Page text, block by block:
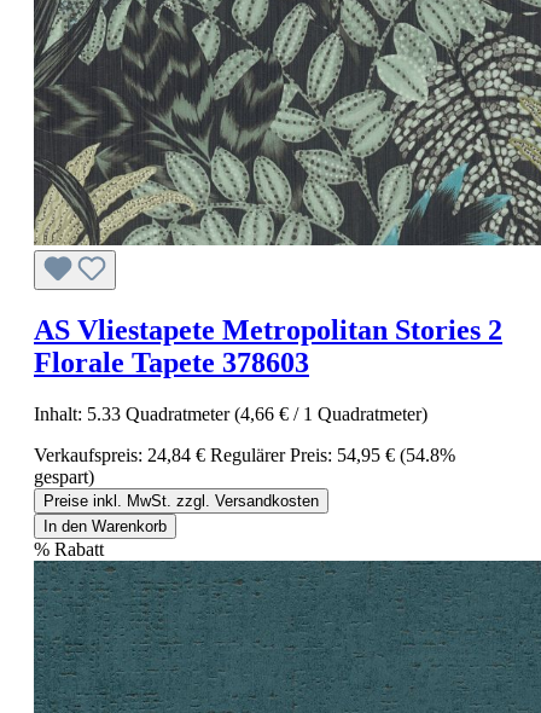
AS Vliestapete Metropolitan Stories 2
Florale Tapete 378603
Inhalt: 5.33 Quadratmeter(4,66 € / 1 Quadratmeter)
Verkaufspreis: 24,84 € Regulärer Preis: 54,95 € (54.8%
gespart)
Preise inkl. MwSt. zzgl. Versandkosten
In den Warenkorb
% Rabatt